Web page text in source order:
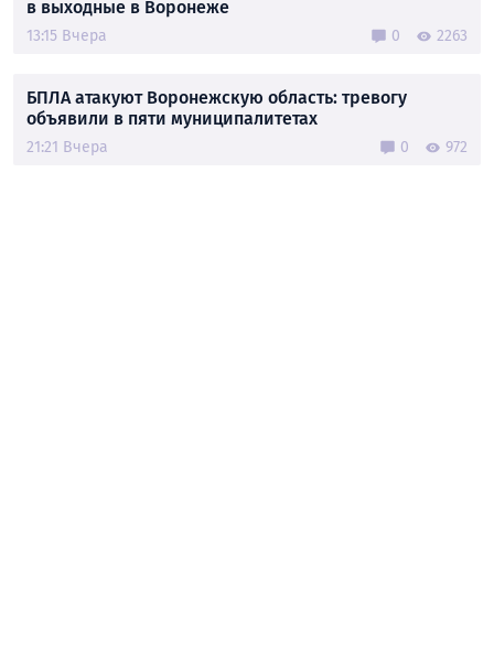
в выходные в Воронеже
13:15 Вчера 0 2263
БПЛА атакуют Воронежскую область: тревогу
объявили в пяти муниципалитетах
21:21 Вчера 0 972